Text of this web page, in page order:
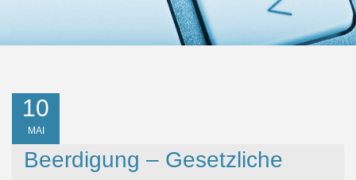
10
MAI
Beerdigung – Gesetzliche